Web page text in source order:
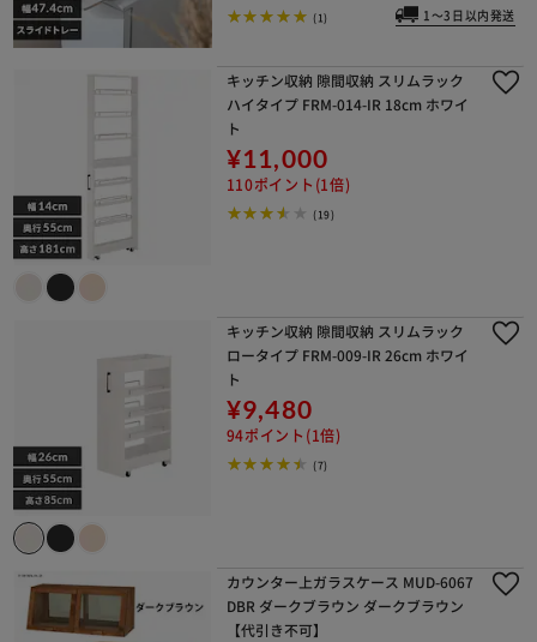
(1) 1～3日以内発送
キッチン収納 隙間収納 スリムラック
ハイタイプ FRM-014-IR 18cm ホワイ
ト
¥11,000
110ポイント(1倍)
(19)
キッチン収納 隙間収納 スリムラック
ロータイプ FRM-009-IR 26cm ホワイ
ト
¥9,480
94ポイント(1倍)
(7)
カウンター上ガラスケース MUD-6067
DBR ダークブラウン ダークブラウン
【代引き不可】